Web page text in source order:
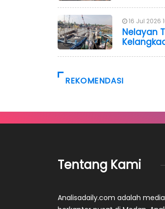
16 Jul 2026
Nelayan
REKOMENDASI
Tentang Kami
Analisadaily.com adalah